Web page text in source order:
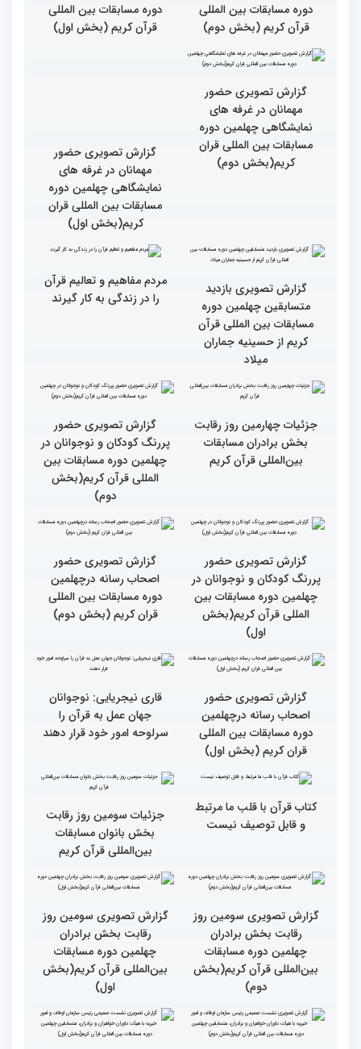
مسابقات قرآن را در ایران
شاهد بودم
مسابقات ایران خیلی بالاست
گزارش تصویری سومین روز
رقابت بخش بانوان چهلمین
دوره مسابقات بین المللی
قرآن کریم (بخش دوم)
قرآن کریم (بخش اول)
نمایشگاهی چهلمین دوره
مسابقات بین المللی قران
کریم(بخش دوم)
گزارش تصویری حضور
مهمانان در غرفه های
نمایشگاهی چهلمین دوره
متسابقین چهلمین دوره
مسابقات بین المللی قرآن
کریم از حسینیه جماران
مردم مفاهیم و تعالیم قرآن
را در زندگی به کار گیرند
جزئیات چهارمین روز رقابت
بخش برادران مسابقات
بین‌المللی قرآن کریم
گزارش تصویری حضور
پررنگ کودکان و نوجوانان در
چهلمین دوره مسابقات بین
المللی قرآن کریم(بخش
دوم)
گزارش تصویری حضور
پررنگ کودکان و نوجوانان در
چهلمین دوره مسابقات بین
المللی قرآن کریم(بخش
اول)
گزارش تصویری حضور
اصحاب رسانه درچهلمین
دوره مسابقات بین المللی
قران کریم (بخش دوم)
گزارش تصویری حضور
قران کریم (بخش اول)
قاری نیجریایی: نوجوانان
جهان عمل به قرآن را
سرلوحه امور خود قرار دهند
کتاب قرآن با قلب ما مرتبط
و قابل توصیف نیست
جزئیات سومین روز رقابت
بخش بانوان مسابقات
بین‌المللی قرآن کریم